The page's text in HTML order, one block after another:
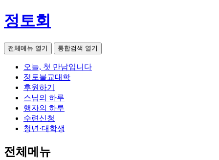
정토회
전체메뉴 열기 통합검색 열기
오늘, 첫 만남입니다
정토불교대학
후원하기
스님의 하루
행자의 하루
수련신청
청년·대학생
전체메뉴